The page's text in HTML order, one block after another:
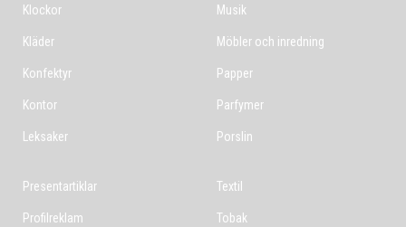
Klockor
Kläder
Konfektyr
Kontor
Leksaker
Musik
Möbler och inredning
Papper
Parfymer
Porslin
Presentartiklar
Profilreklam
Textil
Tobak